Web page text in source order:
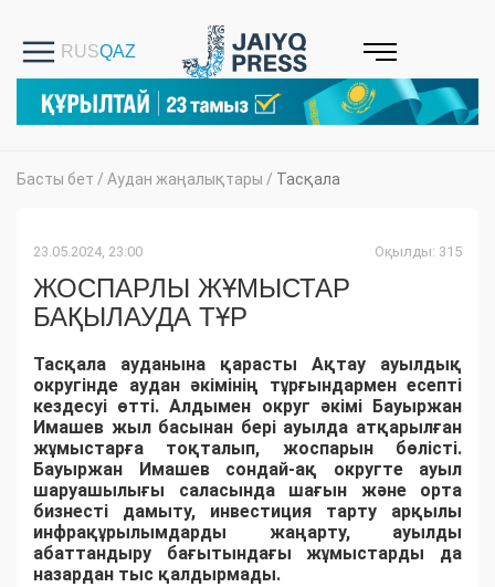
Басты бет / Аудан жаңалықтары / Тасқала
23.05.2024, 23:00 Оқылды: 315
ЖОСПАРЛЫ ЖҰМЫСТАР
БАҚЫЛАУДА ТҰР
Тасқала ауданына қарасты Ақтау ауылдық
округінде аудан әкімінің тұрғындармен есепті
кездесуі өтті. Алдымен округ әкімі Бауыржан
Имашев жыл басынан бері ауылда атқарылған
жұмыстарға тоқталып, жоспарын бөлісті.
Бауыржан Имашев сондай-ақ округте ауыл
шаруашылығы саласында шағын және орта
бизнесті дамыту, инвестиция тарту арқылы
инфрақұрылымдарды жаңарту, ауылды
абаттандыру бағытындағы жұмыстарды да
назардан тыс қалдырмады.